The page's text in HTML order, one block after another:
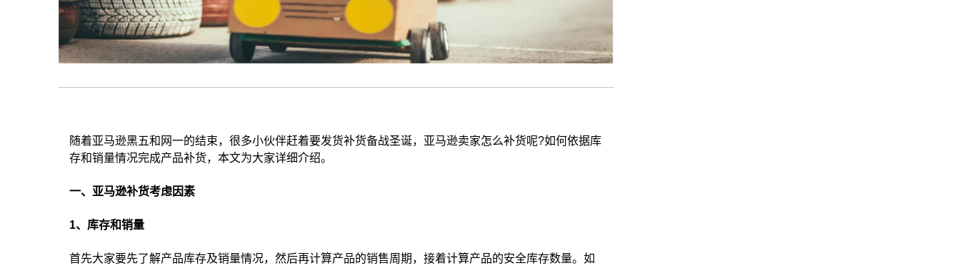
随着亚马逊黑五和网一的结束，很多小伙伴赶着要发货补货备战圣诞，亚马逊卖家怎么补货呢?如何依据库
存和销量情况完成产品补货，本文为大家详细介绍。
一、亚马逊补货考虑因素
1、库存和销量
首先大家要先了解产品库存及销量情况，然后再计算产品的销售周期，接着计算产品的安全库存数量。如